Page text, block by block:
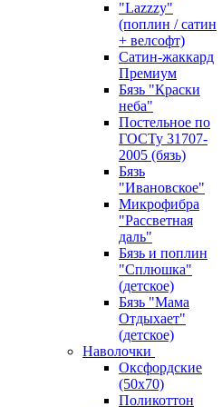
"Lazzzy"
(поплин / сатин
+ велсофт)
Сатин-жаккард
Премиум
Бязь "Краски
неба"
Постельное по
ГОСТу 31707-
2005 (бязь)
Бязь
"Ивановское"
Микрофибра
"Рассветная
даль"
Бязь и поплин
"Сплюшка"
(детское)
Бязь "Мама
Отдыхает"
(детское)
Наволочки
Оксфордские
(50х70)
Поликоттон